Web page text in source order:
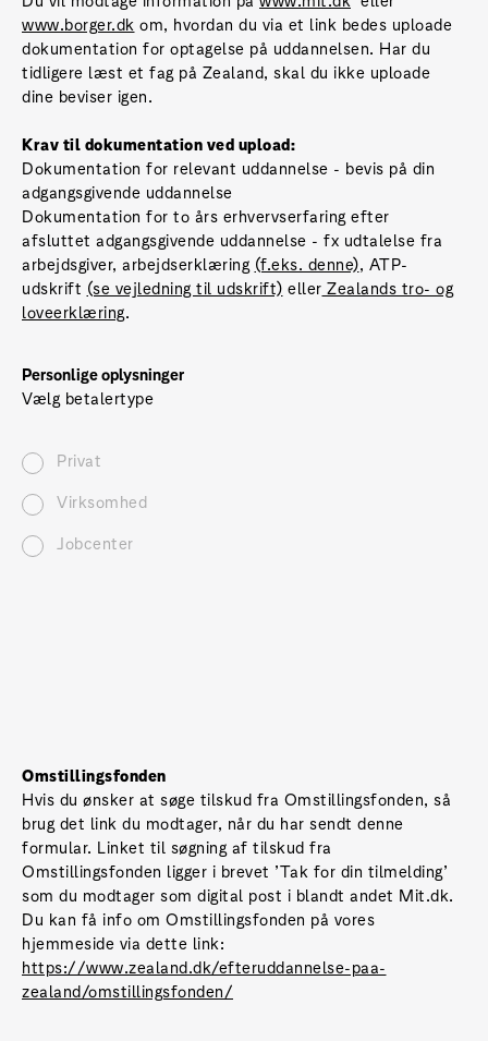
www.borger.dk om, hvordan du via et link bedes uploade
dokumentation for optagelse på uddannelsen. Har du
tidligere læst et fag på Zealand, skal du ikke uploade
dine beviser igen.
Krav til dokumentation ved upload:
Dokumentation for relevant uddannelse - bevis på din
adgangsgivende uddannelse
Dokumentation for to års erhvervserfaring efter
afsluttet adgangsgivende uddannelse - fx udtalelse fra
arbejdsgiver, arbejdserklæring (f.eks. denne), ATP-
udskrift (se vejledning til udskrift) eller Zealands tro- og
loveerklæring.
Personlige oplysninger
Vælg betalertype
Privat
Virksomhed
Jobcenter
Omstillingsfonden
Hvis du ønsker at søge tilskud fra Omstillingsfonden, så
brug det link du modtager, når du har sendt denne
formular. Linket til søgning af tilskud fra
Omstillingsfonden ligger i brevet ’Tak for din tilmelding’
som du modtager som digital post i blandt andet Mit.dk.
Du kan få info om Omstillingsfonden på vores
hjemmeside via dette link:
https://www.zealand.dk/efteruddannelse-paa-
zealand/omstillingsfonden/